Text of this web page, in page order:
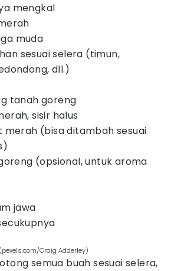
mengkal
muda
sesuai selera (timun,
dll.)
tanah goreng
sisir halus
merah (bisa ditambah sesuai
(opsional, untuk aroma
jawa
Craig Adderley)
semua buah sesuai selera,